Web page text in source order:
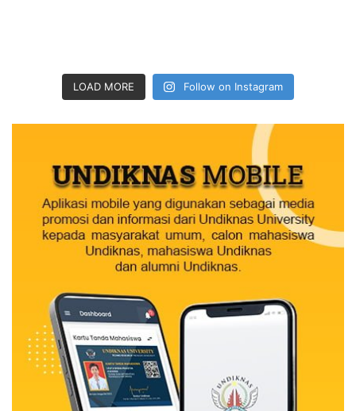
LOAD MORE Follow on Instagram